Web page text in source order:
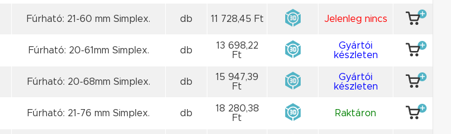
Fúrható: 21-60 mm Simplex. db 11 728,45 Ft Jelenleg nincs
Fúrható: 20-61mm Simplex. db
13 698,22
Ft
Gyártói
készleten
Fúrható: 20-68mm Simplex. db
15 947,39
Ft
Gyártói
készleten
Fúrható: 21-76 mm Simplex. db
18 280,38
Ft
Raktáron